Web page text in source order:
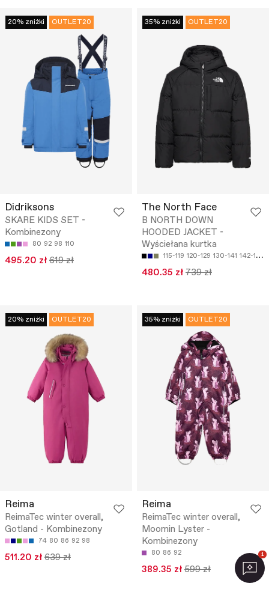
20% zniżki OUTLET20
Didriksons
SKARE KIDS SET -
Kombinezony
80 92 98 110
495.20 zł 619 zł
35% zniżki OUTLET20
The North Face
B NORTH DOWN
HOODED JACKET -
Wyściełana kurtka
115-119 120-129 130-141 142-151
480.35 zł 739 zł
20% zniżki OUTLET20
Reima
ReimaTec winter overall,
Gotland - Kombinezony
74 80 86 92 98
511.20 zł 639 zł
35% zniżki OUTLET20
Reima
ReimaTec winter overall,
Moomin Lyster -
Kombinezony
80 86 92
389.35 zł 599 zł
1